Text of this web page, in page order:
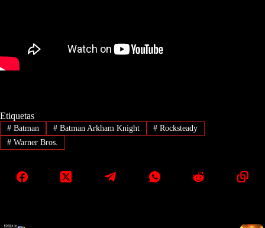
Etiquetas
#Batman #Batman Arkham Knight # Rocksteady
#Warner Bros.